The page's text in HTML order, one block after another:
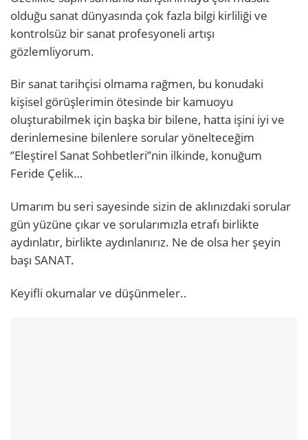
olduğu sanat dünyasında çok fazla bilgi kirliliği ve
kontrolsüz bir sanat profesyoneli artışı
gözlemliyorum.
Bir sanat tarihçisi olmama rağmen, bu konudaki
kişisel görüşlerimin ötesinde bir kamuoyu
oluşturabilmek için başka bir bilene, hatta işini iyi ve
derinlemesine bilenlere sorular yönelteceğim
‘’Eleştirel Sanat Sohbetleri’’nin ilkinde, konuğum
Feride Çelik…
Umarım bu seri sayesinde sizin de aklınızdaki sorular
gün yüzüne çıkar ve sorularımızla etrafı birlikte
aydınlatır, birlikte aydınlanırız. Ne de olsa her şeyin
başı SANAT.
Keyifli okumalar ve düşünmeler..